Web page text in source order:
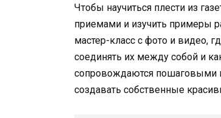
Чтобы научиться плести из
приемами и изучить примеры
мастер-класс с фото и видео,
соединять их между собой и
сопровождаются пошаговыми
создавать собственные